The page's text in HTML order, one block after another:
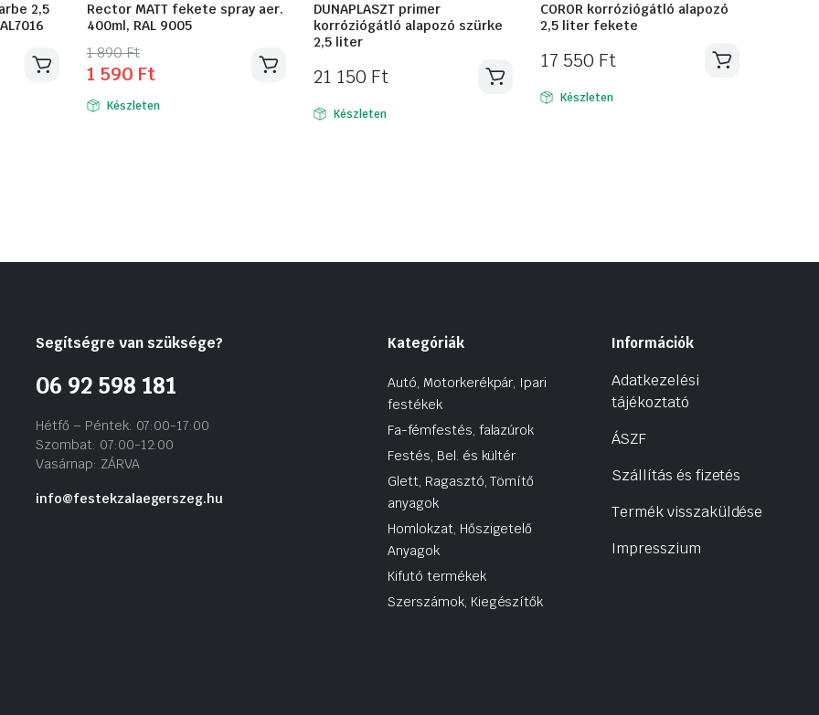
2,5
Rector MATT fekete spray aer.
400ml, RAL 9005
1 890Ft
Original
price
was:
1 590 Ft
Current
price
is: Készleten
DUNAPLASZT primer
korróziógátló alapozó szürke
2,5 liter
21 150 Ft
Készleten
COROR korróziógátló alapozó
2,5 liter fekete
17 550 Ft
Készleten
Segítségre van szüksége?
06 92 598 181
Hétfő – Péntek: 07:00-17:00
Szombat: 07:00-12:00
Vasárnap: ZÁRVA
info@festekzalaegerszeg.hu
Kategóriák
Autó, Motorkerékpár, Ipari
festékek
Fa-fémfestés, falazúrok
Festés, Bel. és kültér
Glett, Ragasztó, Tömítő
anyagok
Homlokzat, Hőszigetelő
Anyagok
Kifutó termékek
Szerszámok, Kiegészítők
Információk
Adatkezelési
tájékoztató
ÁSZF
Szállítás és fizetés
Termék visszaküldése
Impresszium